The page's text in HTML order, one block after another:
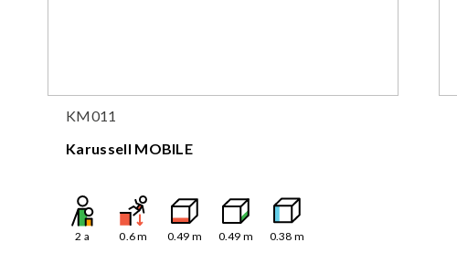
KM011
Karussell MOBILE
2 a 0.6m 0.49 m 0.49 m 0.38 m